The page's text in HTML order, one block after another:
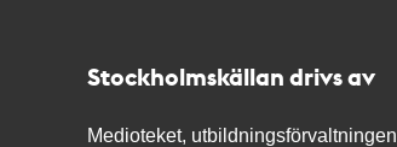
Stockholmskällan drivs av
Medioteket, utbildningsförvaltningen